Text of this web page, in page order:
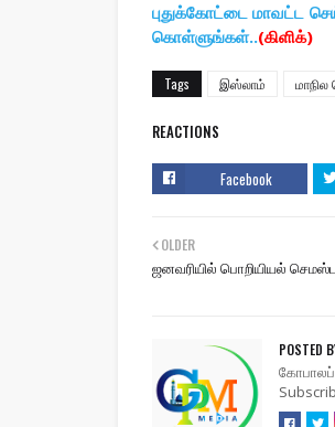
புதுக்கோட்டை மாவட்ட
கொள்ளுங்கள்..(கிளிக்)
Tags இஸ்லாம்
REACTIONS
Facebook
OLDER
ஜனவரியில் பொறியியல்
POSTED